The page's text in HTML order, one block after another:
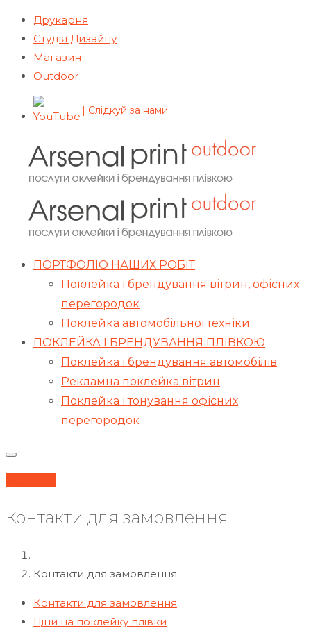
Друкарня
Студія Дизайну
Магазин
Outdoor
| Слідкуй за нами
ПОРТФОЛІО НАШИХ РОБІТ
Поклейка і брендування вітрин, офісних
перегородок
Поклейка автомобільної техніки
ПОКЛЕЙКА І БРЕНДУВАННЯ ПЛІВКОЮ
Поклейка і брендування автомобілів
Рекламна поклейка вітрин
Поклейка і тонування офісних
перегородок
Контакти для замовлення
Контакти для замовлення
Контакти для замовлення
Ціни на поклейку плівки